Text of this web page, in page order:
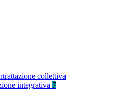
collettiva
integrativa 7